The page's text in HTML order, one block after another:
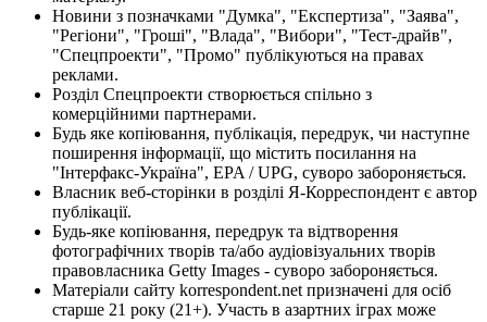
Новини з позначками "Думка", "Експертиза", "Заява",
"Регіони", "Гроші", "Влада", "Вибори", "Тест-драйв",
"Спецпроекти", "Промо" публікуються на правах
реклами.
Розділ Спецпроекти створюється спільно з
комерційними партнерами.
Будь яке копіювання, публікація, передрук, чи наступне
поширення інформації, що містить посилання на
"Інтерфакс-Україна", EPA / UPG, суворо забороняється.
Власник веб-сторінки в розділі Я-Корреспондент є автор
публікації.
Будь-яке копіювання, передрук та відтворення
фотографічних творів та/або аудіовізуальних творів
правовласника Getty Images - суворо забороняється.
Матеріали сайту korrespondent.net призначені для осіб
старше 21 року (21+). Участь в азартних іграх може